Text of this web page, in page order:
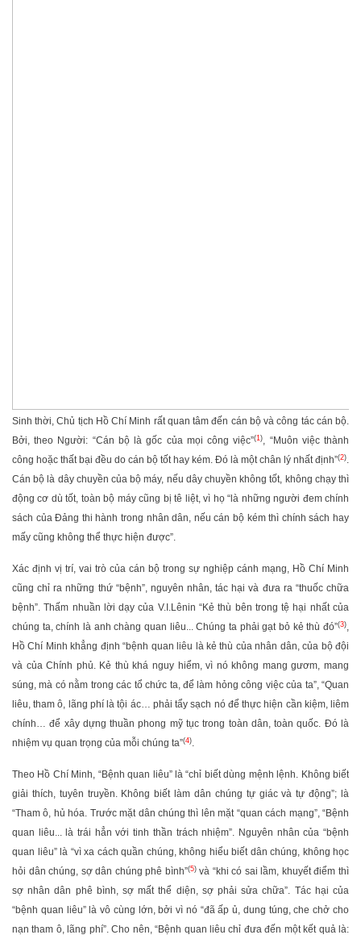
Sinh thời, Chủ tịch Hồ Chí Minh rất quan tâm đến cán bộ và công tác cán bộ.
Bởi, theo Người: “Cán bộ là gốc của mọi công việc”(1), “Muôn việc thành
công hoặc thất bại đều do cán bộ tốt hay kém. Đó là một chân lý nhất định”(2).
Cán bộ là dây chuyền của bộ máy, nếu dây chuyền không tốt, không chạy thì
động cơ dù tốt, toàn bộ máy cũng bị tê liệt, vì họ “là những người đem chính
sách của Đảng thi hành trong nhân dân, nếu cán bộ kém thì chính sách hay
mấy cũng không thể thực hiện được”.
Xác định vị trí, vai trò của cán bộ trong sự nghiệp cánh mạng, Hồ Chí Minh
cũng chỉ ra những thứ “bệnh”, nguyên nhân, tác hại và đưa ra “thuốc chữa
bệnh”. Thấm nhuần lời dạy của V.I.Lênin “Kẻ thù bên trong tệ hại nhất của
chúng ta, chính là anh chàng quan liêu... Chúng ta phải gạt bỏ kẻ thù đó”(3),
Hồ Chí Minh khẳng định “bệnh quan liêu là kẻ thù của nhân dân, của bộ đội
và của Chính phủ. Kẻ thù khá nguy hiểm, vì nó không mang gươm, mang
súng, mà có nằm trong các tổ chức ta, để làm hỏng công việc của ta”, “Quan
liêu, tham ô, lãng phí là tội ác… phải tẩy sạch nó để thực hiện cần kiệm, liêm
chính… để xây dựng thuần phong mỹ tục trong toàn dân, toàn quốc. Đó là
nhiệm vụ quan trọng của mỗi chúng ta”(4).
Theo Hồ Chí Minh, “Bệnh quan liêu” là “chỉ biết dùng mệnh lệnh. Không biết
giải thích, tuyên truyền. Không biết làm dân chúng tự giác và tự động”; là
“Tham ô, hủ hóa. Trước mặt dân chúng thì lên mặt “quan cách mạng”, “Bệnh
quan liêu... là trái hẳn với tinh thần trách nhiệm”. Nguyên nhân của “bệnh
quan liêu” là “vì xa cách quần chúng, không hiểu biết dân chúng, không học
hỏi dân chúng, sợ dân chúng phê bình”(5)và “khi có sai lầm, khuyết điểm thì
sợ nhân dân phê bình, sợ mất thể diện, sợ phải sửa chữa”. Tác hại của
“bệnh quan liêu” là vô cùng lớn, bởi vì nó “đã ấp ủ, dung túng, che chở cho
nạn tham ô, lãng phí”. Cho nên, “Bệnh quan liêu chỉ đưa đến một kết quả là: